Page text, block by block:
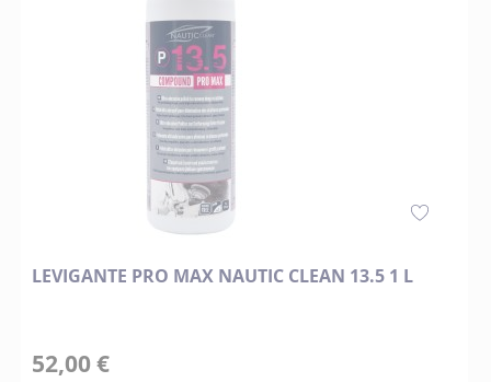
LEVIGANTE PRO MAX NAUTIC CLEAN 13.5 1 L
52,00 €